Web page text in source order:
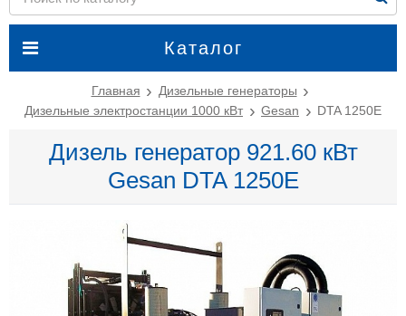
Каталог
Главная
Дизельные генераторы
Дизельные электростанции 1000 кВт
Gesan DTA 1250E
Дизель генератор 921.60 кВт
Gesan DTA 1250E